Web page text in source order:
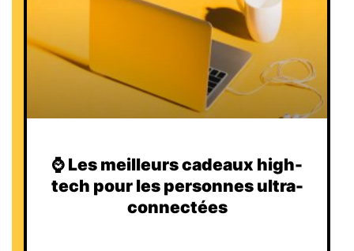
⌚️ Les meilleurs cadeaux high-
tech pour les personnes ultra-
connectées